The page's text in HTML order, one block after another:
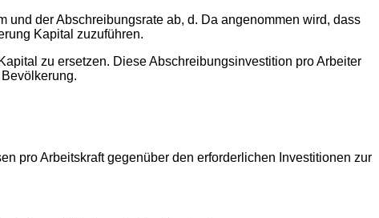
der Abschreibungsrate ab, d. Da angenommen wird, dass
Kapital zuzuführen.
zu ersetzen. Diese Abschreibungsinvestition pro Arbeiter
pro Arbeitskraft gegenüber den erforderlichen Investitionen zur